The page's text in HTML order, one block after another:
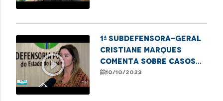
play_circle_outline
1ª Subdefensora-Geral
Cristiane Marques
comenta sobre casos
de violência contra
10/10/2023